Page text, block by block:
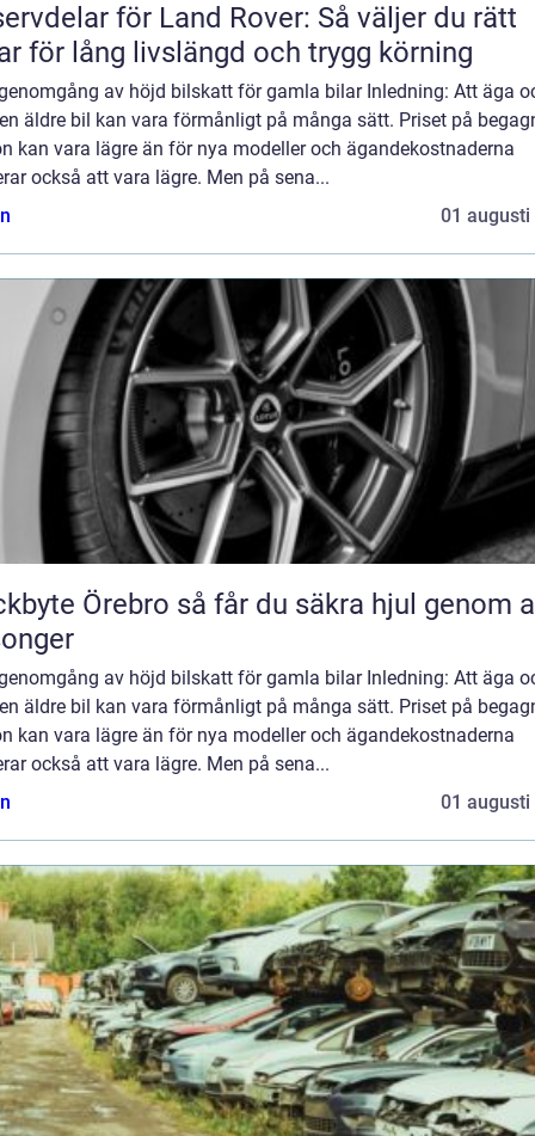
för Land Rover: Så väljer du rätt
för lång livslängd och trygg körning
av höjd bilskatt för gamla bilar Inledning: Att äga
äldre bil kan vara förmånligt på många sätt. Priset på
kan vara lägre än för nya modeller och ägandekostnaderna
också att vara lägre. Men på sena...
01 augusti
så får du säkra hjul genom alla
av höjd bilskatt för gamla bilar Inledning: Att äga
äldre bil kan vara förmånligt på många sätt. Priset på
kan vara lägre än för nya modeller och ägandekostnaderna
också att vara lägre. Men på sena...
01 augusti